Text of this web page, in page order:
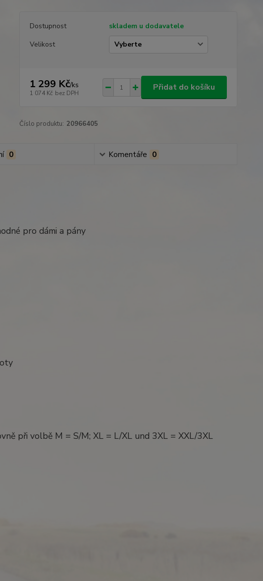
Dostupnost
skladem u dodavatele
Velikost
1 299 Kč/ks
1 074 Kč bez DPH
Přidat do košíku
Číslo produktu: 20966405
0 Komentáře 0
pro dámi a pány
při volbě M = S/M; XL = L/XL und 3XL = XXL/3XL